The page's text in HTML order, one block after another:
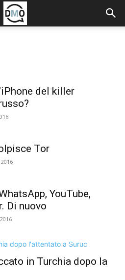
del killer
Tor
YouTube,
Di nuovo
in Turchia dopo la